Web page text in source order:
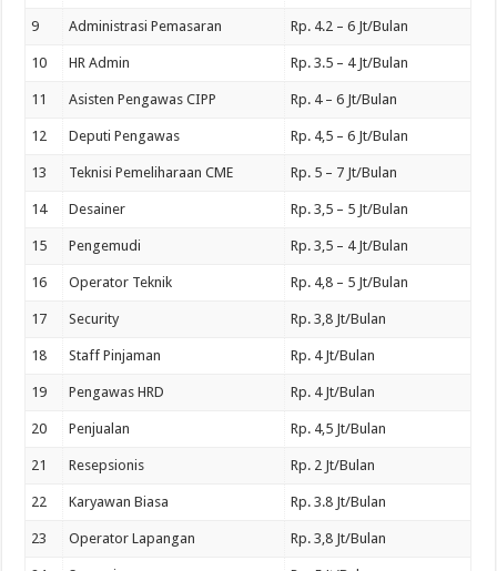
9 Administrasi Pemasaran Rp. 4.2 – 6 Jt/Bulan
10 HR Admin Rp. 3.5 – 4 Jt/Bulan
11 Asisten Pengawas CIPP Rp. 4 – 6 Jt/Bulan
12 Deputi Pengawas Rp. 4,5 – 6 Jt/Bulan
13 Teknisi Pemeliharaan CME Rp. 5 – 7 Jt/Bulan
14 Desainer Rp. 3,5 – 5 Jt/Bulan
15 Pengemudi Rp. 3,5 – 4 Jt/Bulan
16 Operator Teknik Rp. 4,8 – 5 Jt/Bulan
17 Security Rp. 3,8 Jt/Bulan
18 Staff Pinjaman Rp. 4 Jt/Bulan
19 Pengawas HRD Rp. 4 Jt/Bulan
20 Penjualan Rp. 4,5 Jt/Bulan
21 Resepsionis Rp. 2 Jt/Bulan
22 Karyawan Biasa Rp. 3.8 Jt/Bulan
23 Operator Lapangan Rp. 3,8 Jt/Bulan